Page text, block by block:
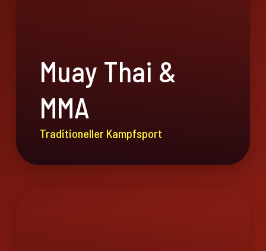
Muay Thai &
MMA
Traditioneller Kampfsport